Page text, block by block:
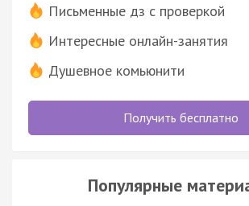
Письменные дз с проверкой
Интересные онлайн-занятия
Душевное комьюнити
Получить бесплатно
Популярные